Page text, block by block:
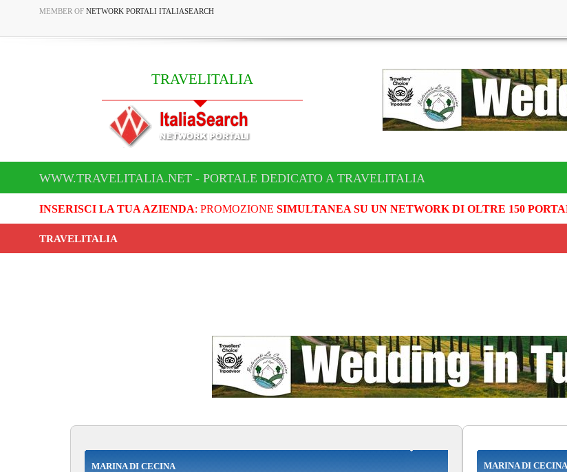
MEMBER OF NETWORK PORTALI ITALIASEARCH
TRAVELITALIA
WWW.TRAVELITALIA.NET - PORTALE DEDICATO A TRAVELITALIA
INSERISCI LA TUA AZIENDA: PROMOZIONE SIMULTANEA SU UN NETWORK DI OLTRE 150
TRAVELITALIA
MARINA DI CECINA MARINA DI